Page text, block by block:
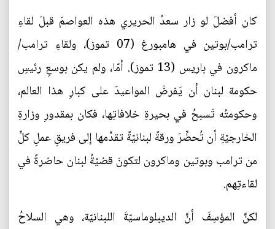
كان أفضلَ لو زار سعدُ الحريري هذه العواصمَ قبلَ لقاءِ
ترامب/بوتين في هامبورغ (07 تموز)، ولقاءِ ترامب/
ماكرون في باريس (13 تموز). أمّا، ولم يكن بوسعِ رئيسِ
حكومة لبنان أن يَفرضَ المواعيدَ على كبارِ هذا العالم،
وحكومتُه تَسبحُ في بحيرةِ خلافاتِها، فكان بمقدورِ وزارةِ
الخارجيّةِ أن تُحضِّرَ ورقةً لبنانيّةً تقدِّمها إلى فريقِ عملِ كلٍّ
من ترامب وبوتين وماكرون لتكونَ قضيّةُ لبنان حاضرةً في
لقاءتِهم.
لكنَّ المؤسِفَ أنَّ الديبلوماسيّةَ اللبنانيّة، وهي السلاحُ